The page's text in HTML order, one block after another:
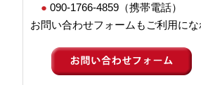
● 090-1766-4859（携帯電話）
お問い合わせフォームもご利用にな